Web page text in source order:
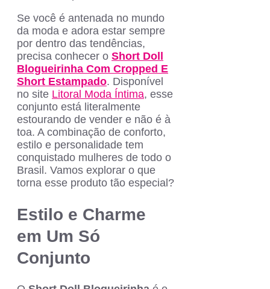
Se você é antenada no mundo
da moda e adora estar sempre
por dentro das tendências,
precisa conhecer o Short Doll
Blogueirinha Com Cropped E
Short Estampado. Disponível
no site Litoral Moda Íntima, esse
conjunto está literalmente
estourando de vender e não é à
toa. A combinação de conforto,
estilo e personalidade tem
conquistado mulheres de todo o
Brasil. Vamos explorar o que
torna esse produto tão especial?
Estilo e Charme
em Um Só
Conjunto